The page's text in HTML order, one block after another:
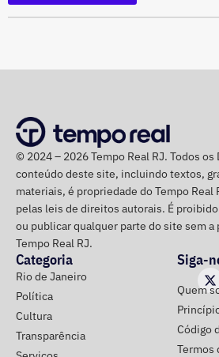
Proibição de distribuição paga por
campanha ou conjunto de dados.
No julgamento definitivo, o
remoção permanente dos
ilícitos, a desativação das contas
falsas ou utilizadas continuamente
exclusão de cópias idênticas das
A ação também busca obrigar os
correções ou retratações por pelo
ressarcir os custos que a prefeitura
para responder às informações
© 2024 – 2026 Tempo Real RJ. Todos
conteúdo deste site, incluindo textos,
materiais, é propriedade do Tempo Real
pelas leis de direitos autorais. É
ou publicar qualquer parte do site sem a
Tempo Real RJ.
Categoria
Rio de Janeiro
Política
Cultura
Transparência
Siga-
Quem
Código
Termos